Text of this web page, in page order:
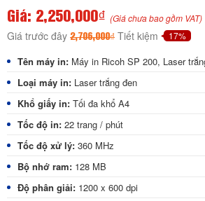
Giá: 2,250,000₫ (Giá chưa bao gồm VAT)
Giá trước đây 2,706,000₫ Tiết kiệm 17%
Tên máy in: Máy in Ricoh SP 200, Laser
Loại máy in: Laser trắng đen
Khổ giấy in: Tối đa khổ A4
Tốc độ in: 22 trang / phút
Tốc độ xử lý: 360 MHz
Bộ nhớ ram: 128 MB
Độ phân giải: 1200 x 600 dpi